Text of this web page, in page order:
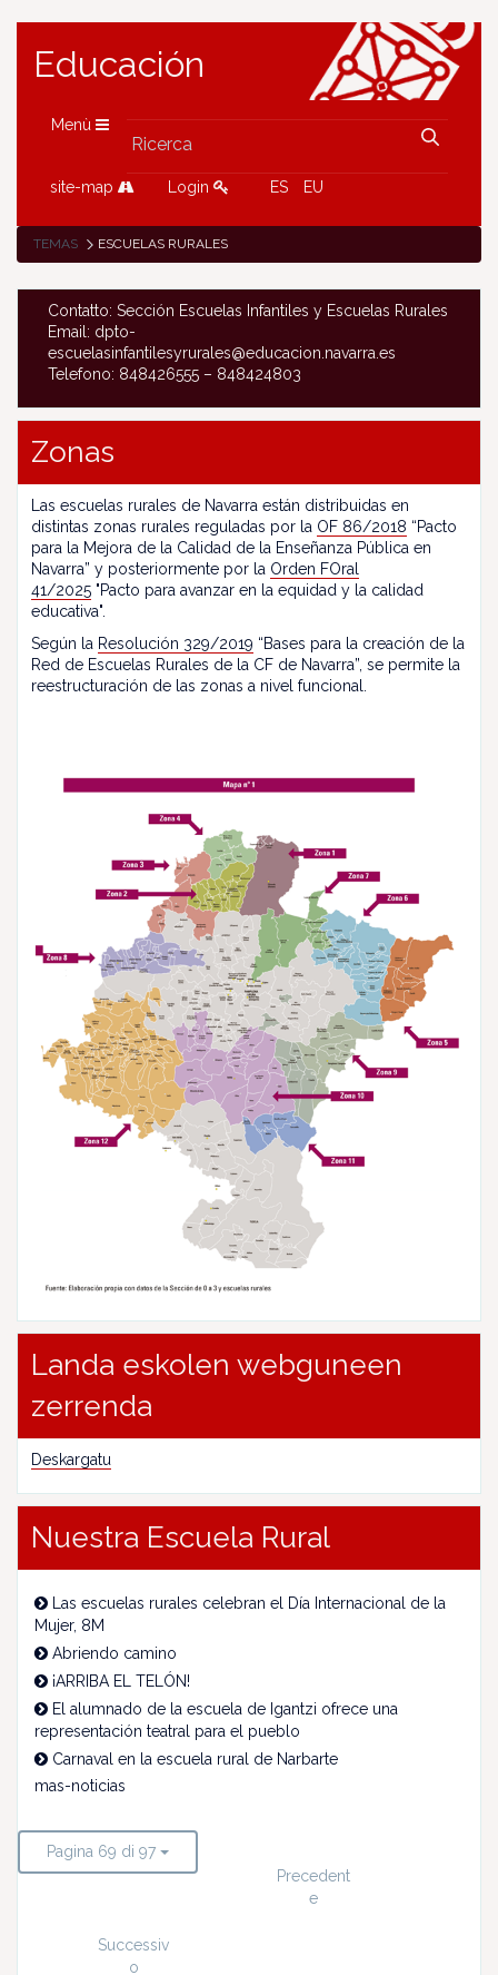
Educación
Menù
site-map Login ES EU
TEMAS ESCUELAS RURALES
Contatto: Sección Escuelas Infantiles y Escuelas Rurales
Email: dpto-
escuelasinfantilesyrurales@educacion.navarra.es
Telefono: 848426555 – 848424803
Zonas
Las escuelas rurales de Navarra están distribuidas en
distintas zonas rurales reguladas por la OF 86/2018 “Pacto
para la Mejora de la Calidad de la Enseñanza Pública en
Navarra” y posteriormente por la Orden FOral
41/2025 "Pacto para avanzar en la equidad y la calidad
educativa".
Según la Resolución 329/2019 “Bases para la creación de la
Red de Escuelas Rurales de la CF de Navarra”, se permite la
reestructuración de las zonas a nivel funcional.
Landa eskolen webguneen
zerrenda
Deskargatu
Nuestra Escuela Rural
Las escuelas rurales celebran el Día Internacional de la
Mujer, 8M
Abriendo camino
¡ARRIBA EL TELÓN!
El alumnado de la escuela de Igantzi ofrece una
representación teatral para el pueblo
Carnaval en la escuela rural de Narbarte
mas-noticias
Pagina 69 di 97
Precedent
e
Successiv
o